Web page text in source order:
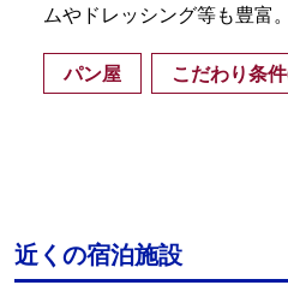
ムやドレッシング等も豊富。
パン屋 こだわり条
近くの宿泊施設